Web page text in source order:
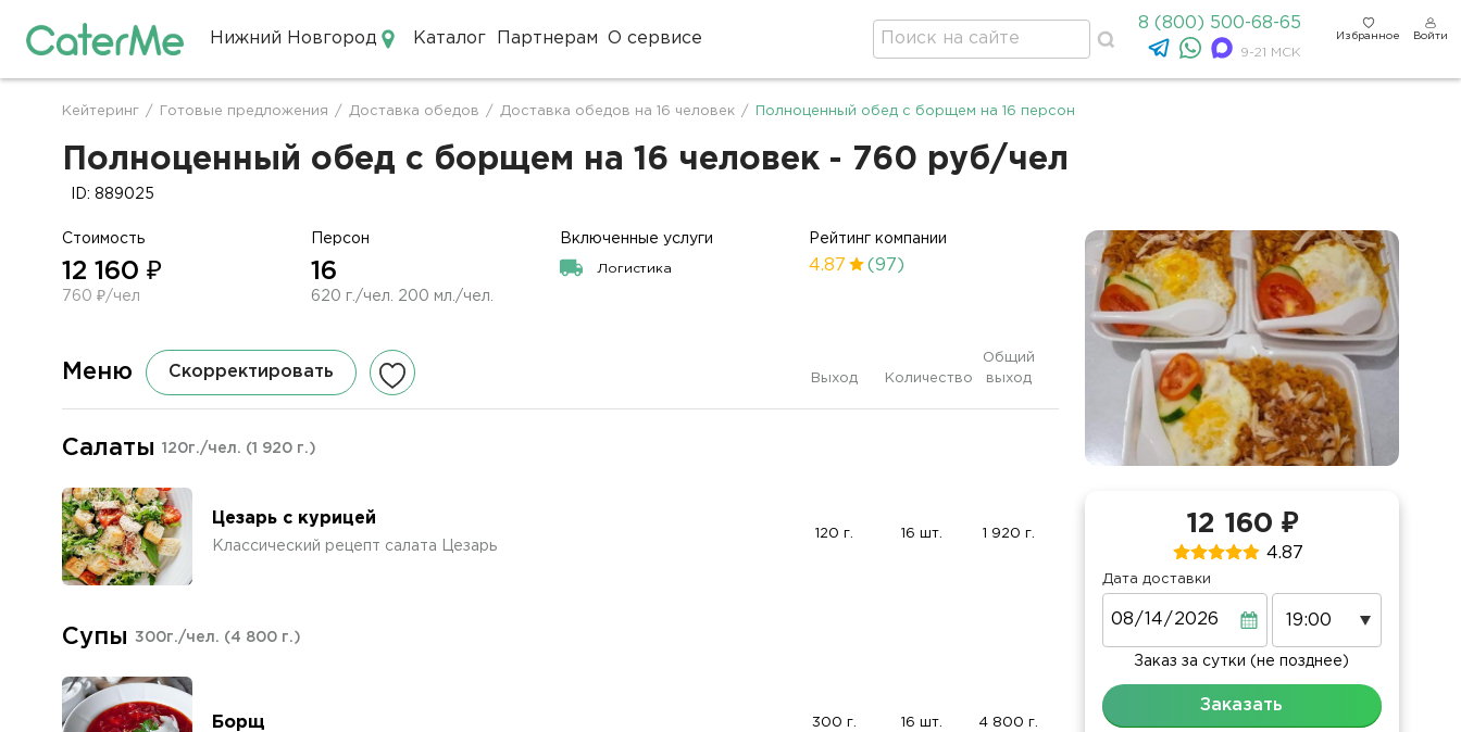
Нижний Новгород Каталог Партнерам О сервисе
8 (800) 500-68-65
9-21 МСК
Избранное Войти
Строка
навигации
Кейтеринг / Готовые предложения / Доставка обедов / Доставка обедов на 16 человек / Полноценный обед с борщем на 16 персон
Полноценный обед с борщем на 16 человек - 760 руб/чел
ID: 889025
Стоимость
12 160 ₽
760 ₽/чел
Персон
16
620 г./чел. 200 мл./чел.
Включенные услуги
Логистика
Рейтинг компании
4.87 (97)
Меню Скорректировать Выход Количество
Общий
выход
Салаты 120г./чел. (1 920 г.)
Цезарь с курицей
Классический рецепт салата Цезарь
120 г. 16 шт. 1 920 г.
Супы 300г./чел. (4 800 г.)
Борщ 300 г. 16 шт. 4 800 г.
12 160 ₽
4.87
Дата доставки
Заказ за сутки (не позднее)
Заказать